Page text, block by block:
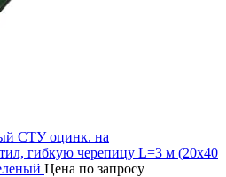
СТУ оцинк. на
гибкую черепицу L=3 м (20х40
Цена по запросу